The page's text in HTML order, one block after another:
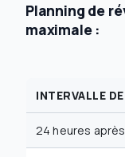
Planning de
maximale :
INTERVALLE
24 heures